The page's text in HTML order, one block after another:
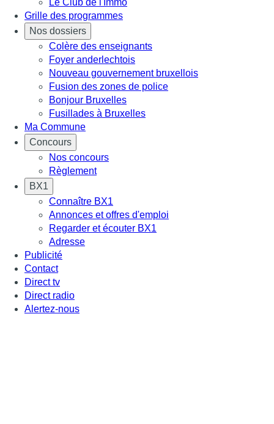
Grille des programmes
Nos dossiers
Colère des enseignants
Foyer anderlechtois
Nouveau gouvernement bruxellois
Fusion des zones de police
Bonjour Bruxelles
Fusillades à Bruxelles
Ma Commune
Concours
Nos concours
Règlement
BX1
Connaître BX1
Annonces et offres d'emploi
Regarder et écouter BX1
Adresse
Publicité
Contact
Direct tv
Direct radio
Alertez-nous